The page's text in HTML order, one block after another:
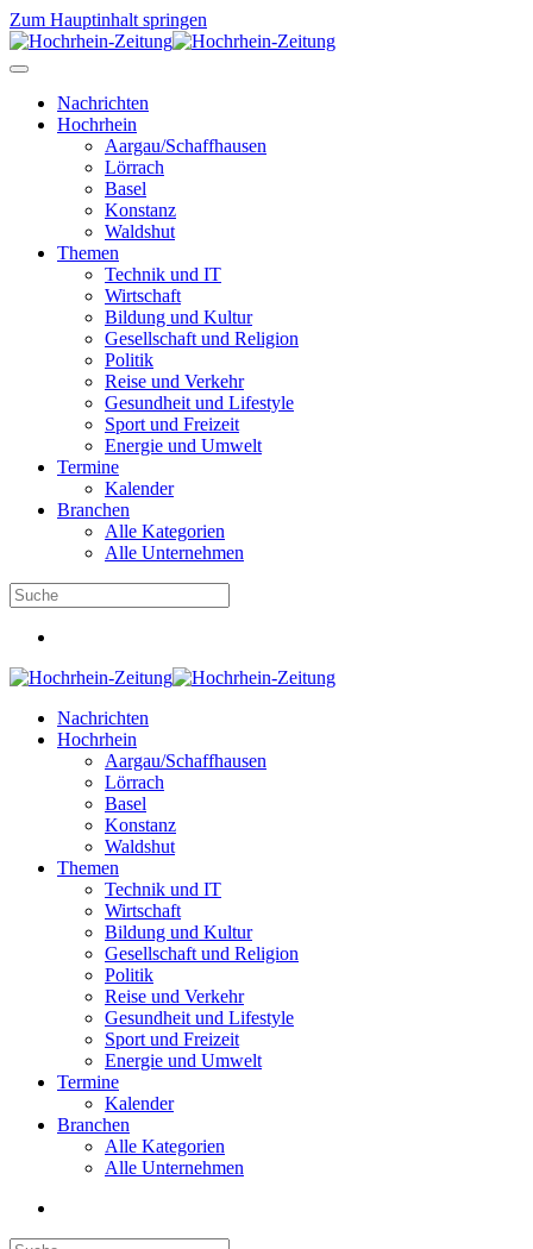
Zum Hauptinhalt springen
Nachrichten
Hochrhein
Aargau/Schaffhausen
Lörrach
Basel
Konstanz
Waldshut
Themen
Technik und IT
Wirtschaft
Bildung und Kultur
Gesellschaft und Religion
Politik
Reise und Verkehr
Gesundheit und Lifestyle
Sport und Freizeit
Energie und Umwelt
Termine
Kalender
Branchen
Alle Kategorien
Alle Unternehmen
Nachrichten
Hochrhein
Aargau/Schaffhausen
Lörrach
Basel
Konstanz
Waldshut
Themen
Technik und IT
Wirtschaft
Bildung und Kultur
Gesellschaft und Religion
Politik
Reise und Verkehr
Gesundheit und Lifestyle
Sport und Freizeit
Energie und Umwelt
Termine
Kalender
Branchen
Alle Kategorien
Alle Unternehmen